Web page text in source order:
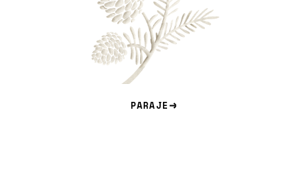
PARAJE